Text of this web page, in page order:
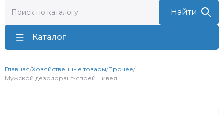
Каталог
Главная/Хозяйственные товары/Прочее/
Мужской дезодорант-спрей Нивея